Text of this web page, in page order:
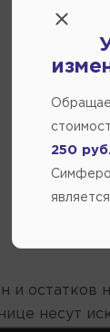
и остатков
несут
250